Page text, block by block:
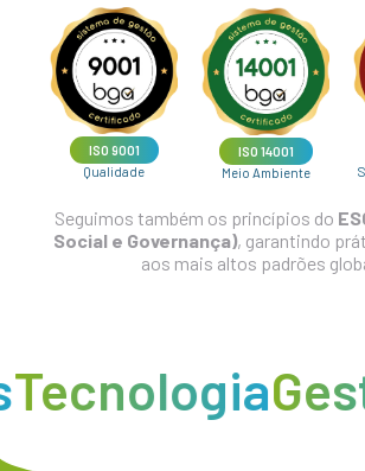
ISO 9001
Qualidade
ISO 14001
Meio Ambiente
Seguimos também os princípios do
Social e Governança), garantindo
aos mais altos padrões